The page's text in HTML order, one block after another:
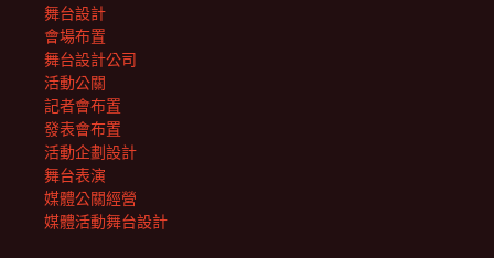
舞台設計
會場布置
舞台設計公司
活動公關
記者會布置
發表會布置
活動企劃設計
舞台表演
媒體公關經營
媒體活動舞台設計